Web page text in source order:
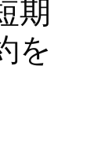
期
を